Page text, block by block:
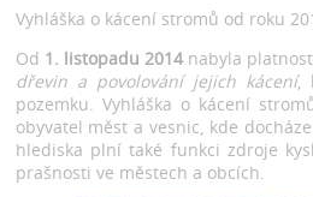
Vyhláška o kácení stromů od roku
Od 1. listopadu 2014nabyla
dřevin a povolování jejich kácení,
pozemku. Vyhláška o kácení
obyvatel měst a vesnic, kde
hlediska plní také funkci zdroje
prašnosti ve městech a obcích.